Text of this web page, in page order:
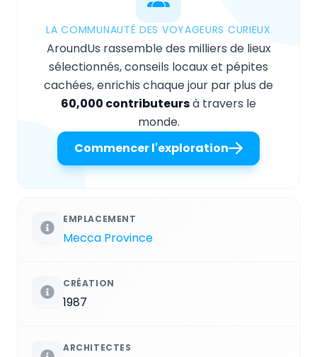
LA COMMUNAUTÉ DES VOYAGEURS CURIEUX
AroundUs rassemble des milliers de lieux
sélectionnés, conseils locaux et pépites
cachées, enrichis chaque jour par plus de
60,000 contributeursà travers le
monde.
Commencer l'exploration
EMPLACEMENT
Mecca Province
CRÉATION
1987
ARCHITECTES